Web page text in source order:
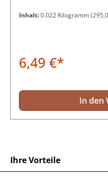
Inhalt:0.022 Kilogramm
6,49 €*
In den
Ihre Vorteile